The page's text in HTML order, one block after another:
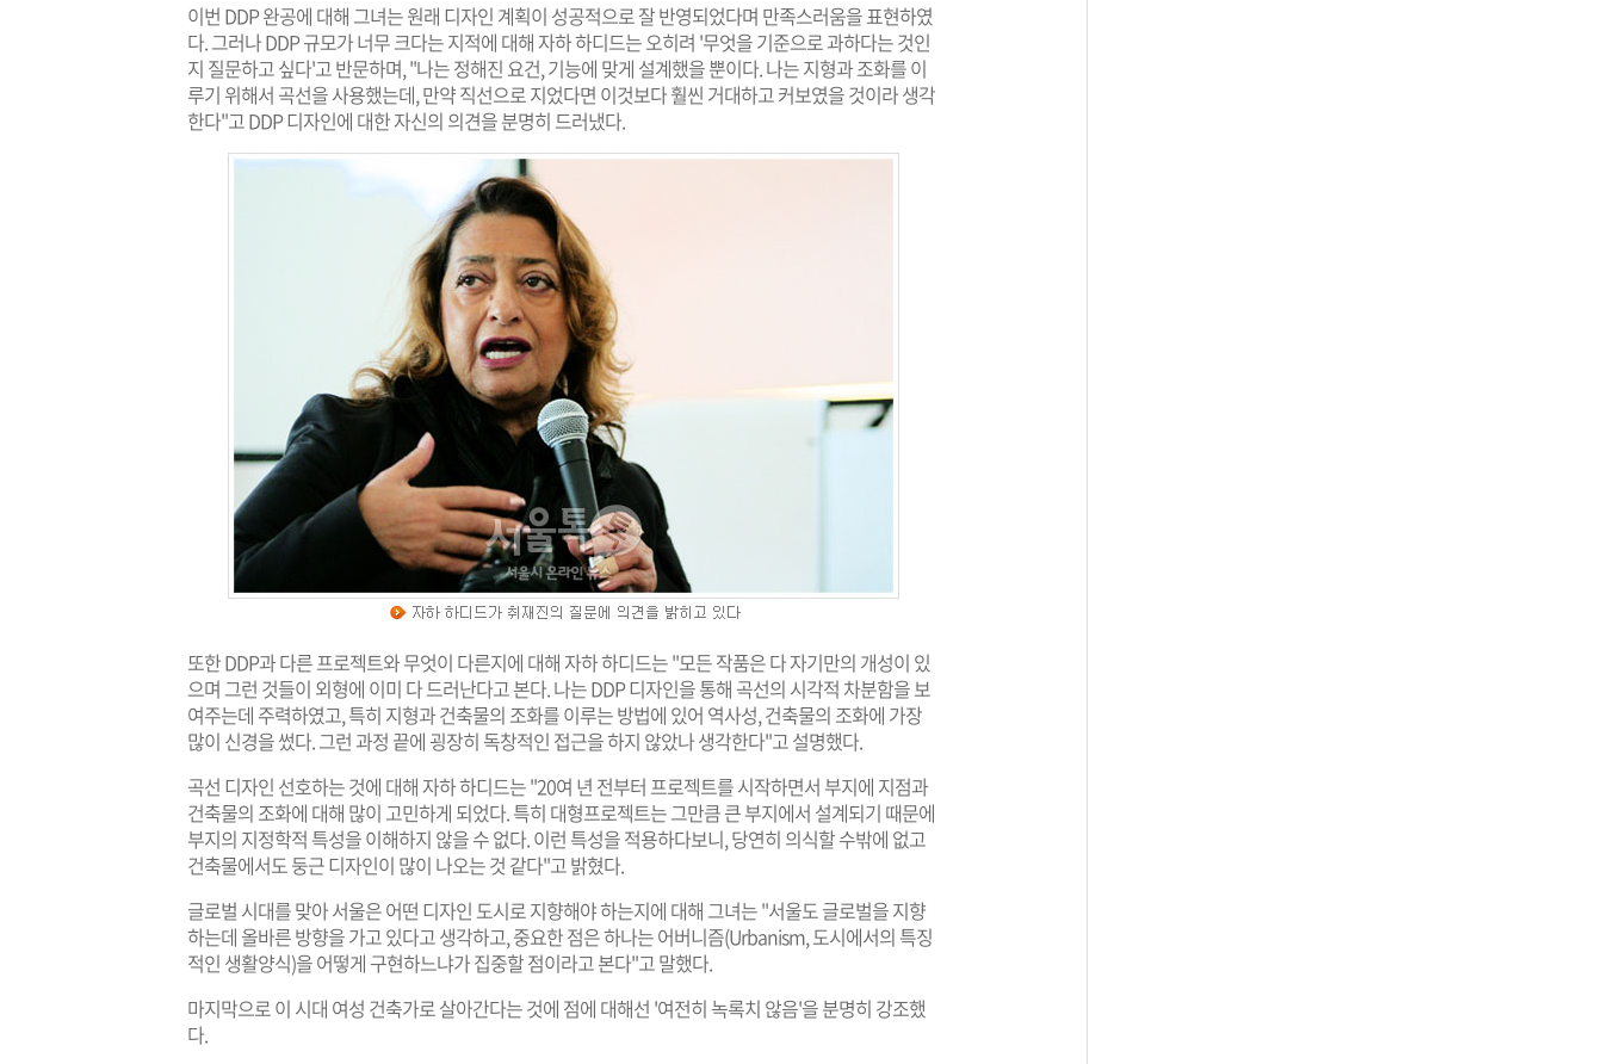
이번 DDP 완공에 대해 그녀는 원래 디자인 계획이 성공적으로 잘 반영되었다며 만족스러움을 표현하였
다. 그러나 DDP 규모가 너무 크다는 지적에 대해 자하 하디드는 오히려 '무엇을 기준으로 과하다는 것인
지 질문하고 싶다'고 반문하며, "나는 정해진 요건, 기능에 맞게 설계했을 뿐이다. 나는 지형과 조화를 이
루기 위해서 곡선을 사용했는데, 만약 직선으로 지었다면 이것보다 훨씬 거대하고 커보였을 것이라 생각
한다"고 DDP 디자인에 대한 자신의 의견을 분명히 드러냈다.
또한 DDP과 다른 프로젝트와 무엇이 다른지에 대해 자하 하디드는 "모든 작품은 다 자기만의 개성이 있
으며 그런 것들이 외형에 이미 다 드러난다고 본다. 나는 DDP 디자인을 통해 곡선의 시각적 차분함을 보
여주는데 주력하였고, 특히 지형과 건축물의 조화를 이루는 방법에 있어 역사성, 건축물의 조화에 가장
많이 신경을 썼다. 그런 과정 끝에 굉장히 독창적인 접근을 하지 않았나 생각한다"고 설명했다.
곡선 디자인 선호하는 것에 대해 자하 하디드는 "20여 년 전부터 프로젝트를 시작하면서 부지에 지점과
건축물의 조화에 대해 많이 고민하게 되었다. 특히 대형프로젝트는 그만큼 큰 부지에서 설계되기 때문에
부지의 지정학적 특성을 이해하지 않을 수 없다. 이런 특성을 적용하다보니, 당연히 의식할 수밖에 없고
건축물에서도 둥근 디자인이 많이 나오는 것 같다"고 밝혔다.
글로벌 시대를 맞아 서울은 어떤 디자인 도시로 지향해야 하는지에 대해 그녀는 "서울도 글로벌을 지향
하는데 올바른 방향을 가고 있다고 생각하고, 중요한 점은 하나는 어버니즘(Urbanism, 도시에서의 특징
적인 생활양식)을 어떻게 구현하느냐가 집중할 점이라고 본다"고 말했다.
마지막으로 이 시대 여성 건축가로 살아간다는 것에 점에 대해선 '여전히 녹록치 않음'을 분명히 강조했
다.